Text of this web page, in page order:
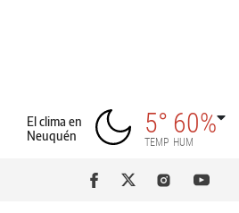
El clima en
Neuquén
5°
TEMP
60%
HUM